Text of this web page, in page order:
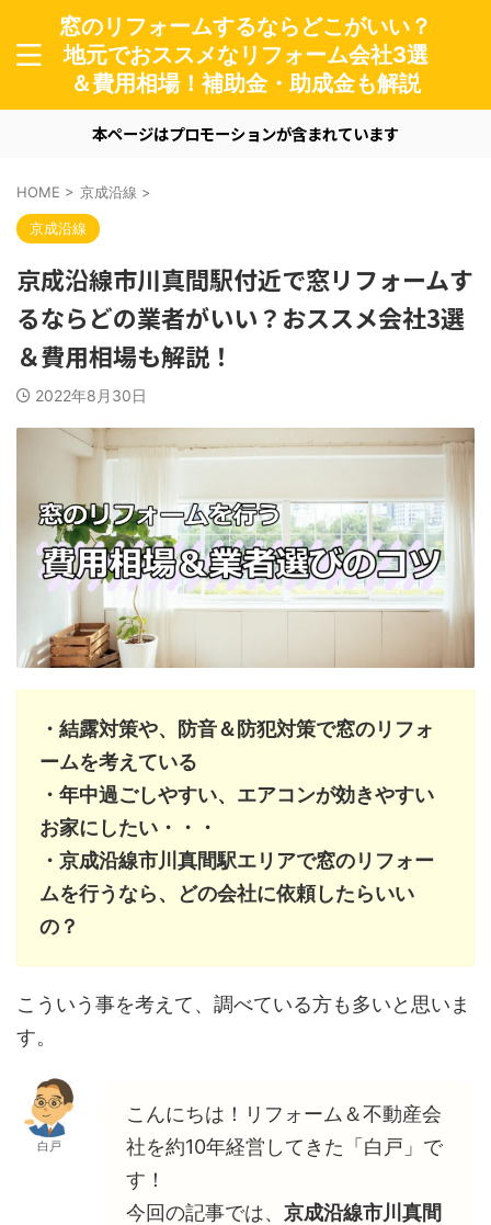
窓のリフォームするならどこがいい？
地元でおススメなリフォーム会社3選
＆費用相場！補助金・助成金も解説
本ページはプロモーションが含まれています
HOME > 京成沿線 >
京成沿線
京成沿線市川真間駅付近で窓リフォームす
るならどの業者がいい？おススメ会社3選
＆費用相場も解説！
2022年8月30日
・結露対策や、防音＆防犯対策で窓のリフォ
ームを考えている
・年中過ごしやすい、エアコンが効きやすい
お家にしたい・・・
・京成沿線市川真間駅エリアで窓のリフォー
ムを行うなら、どの会社に依頼したらいい
の？
こういう事を考えて、調べている方も多いと思いま
す。
白戸
こんにちは！リフォーム＆不動産会
社を約10年経営してきた「白戸」で
す！
今回の記事では、 京成沿線市川真間